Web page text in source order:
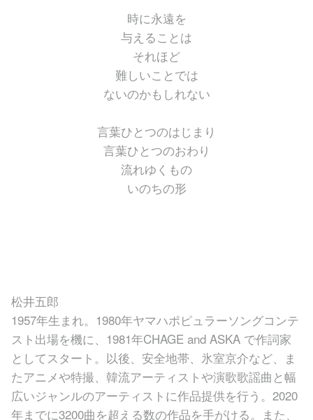
時に永遠を
与えることは
それほど
難しいことでは
ないのかもしれない
言葉ひとつのはじまり
言葉ひとつのおわり
流れゆくもの
いのちの形
松井五郎
1957年生まれ。1980年ヤマハポピュラーソングコンテ
スト出場を機に、1981年CHAGE and ASKA で作詞家
としてスタート。以後、安全地帯、氷室京介など、ま
たアニメや特撮、韓流アーティストや演歌歌謡曲と幅
広いジャンルのアーティストに作品提供を行う。2020
年までに3200曲を超える数の作品を手がける。また、